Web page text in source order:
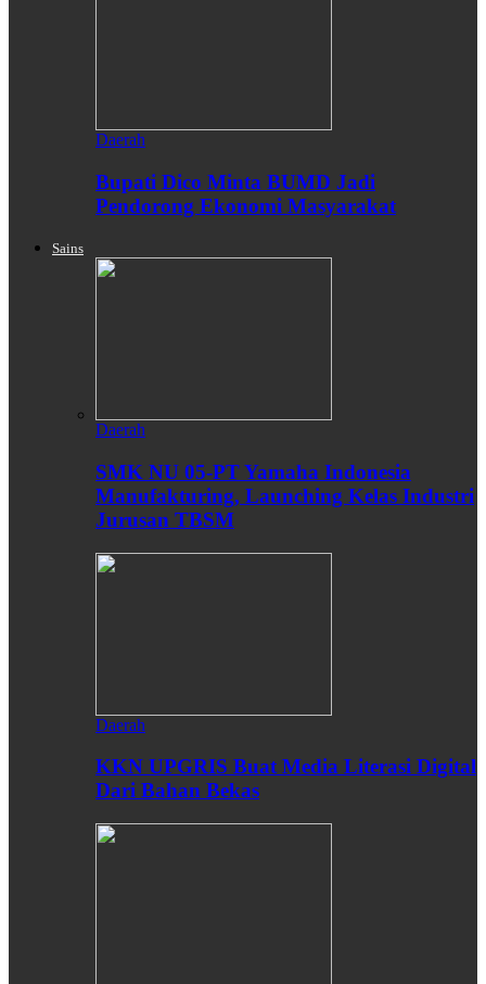
Daerah
Bupati Dico Minta BUMD Jadi
Pendorong Ekonomi Masyarakat
Sains
Daerah
SMK NU 05-PT Yamaha Indonesia
Manufakturing, Launching Kelas Industri
Jurusan TBSM
Daerah
KKN UPGRIS Buat Media Literasi Digital
Dari Bahan Bekas